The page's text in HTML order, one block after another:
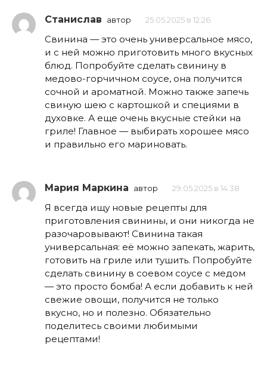
Станислав автор 25.05.2025 в 12:26
Свинина — это очень универсальное мясо,
и с ней можно приготовить много вкусных
блюд. Попробуйте сделать свинину в
медово-горчичном соусе, она получится
сочной и ароматной. Можно также запечь
свиную шею с картошкой и специями в
духовке. А еще очень вкусные стейки на
гриле! Главное — выбирать хорошее мясо
и правильно его мариновать.
Мария Маркина автор 29.05.2025 в 14:38
Я всегда ищу новые рецепты для
приготовления свинины, и они никогда не
разочаровывают! Свинина такая
универсальная: её можно запекать, жарить,
готовить на гриле или тушить. Попробуйте
сделать свинину в соевом соусе с медом
— это просто бомба! А если добавить к ней
свежие овощи, получится не только
вкусно, но и полезно. Обязательно
поделитесь своими любимыми
рецептами!